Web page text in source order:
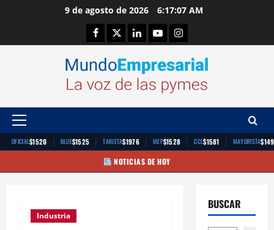
9 de agosto de 2026 6:17:08 AM
Facebook
TwitterLinkedinYoutubeInstagram
Menú
principal
OFICIAL$1520 | BLUE$1525 | TARJETA$1976 | MEP$1528 | CCL$1581 | MAYORISTA
NOTICIAS DE HOY
Industria
BUSCAR